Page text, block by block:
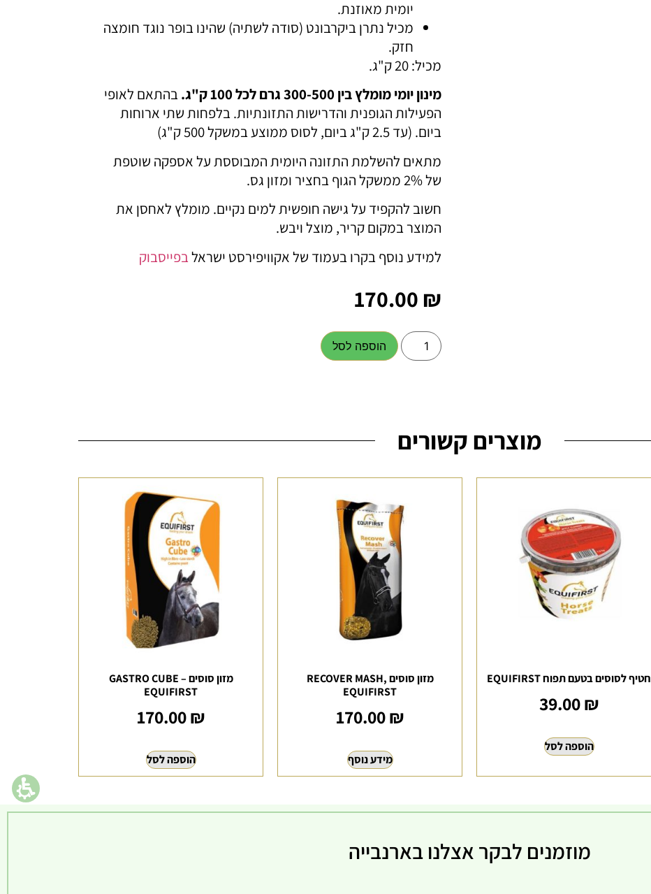
יומית מאוזנת.
מכיל נתרן ביקרבונט (סודה לשתיה) שהינו בופר נוגד חומצה
חזק.
מכיל: 20 ק"ג.
מינון יומי מומלץ בין 300-500 גרם לכל 100 ק"ג.
בהתאם לאופי
הפעילות הגופנית והדרישות התזונתיות. בלפחות שתי ארוחות
ביום. (עד 2.5 ק"ג ביום, לסוס ממוצע במשקל 500 ק"ג)
מתאים להשלמת התזונה היומית המבוססת על אספקה שוטפת
של 2% ממשקל הגוף בחציר ומזון גס.
חשוב להקפיד על גישה חופשית למים נקיים. מומלץ לאחסן את
המוצר במקום קריר, מוצל ויבש.
למידע נוסף בקרו בעמוד של אקוויפירסט ישראלבפייסבוק
170.00 ₪
הוספה לסל
מוצרים קשורים
חטיף לסוסים בטעם תפוח EQUIFIRST
39.00₪
הוספה לסל
מזון סוסים RECOVER MASH,
EQUIFIRST
170.00₪
מידע נוסף
מזון סוסים GASTRO CUBE –
EQUIFIRST
170.00₪
הוספה לסל
מוזמנים לבקר אצלנו בארנבייה